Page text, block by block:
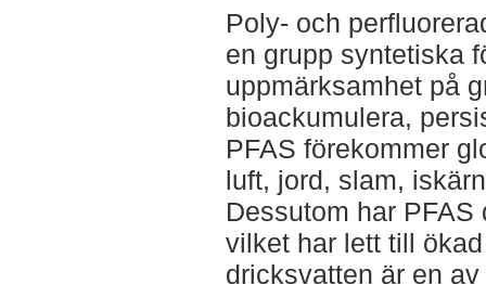
Poly- och
en grupp syntetiska
uppmärksamhet på
bioackumulera,
PFAS förekommer
luft, jord, slam,
Dessutom har
vilket har lett till
dricksvatten är en